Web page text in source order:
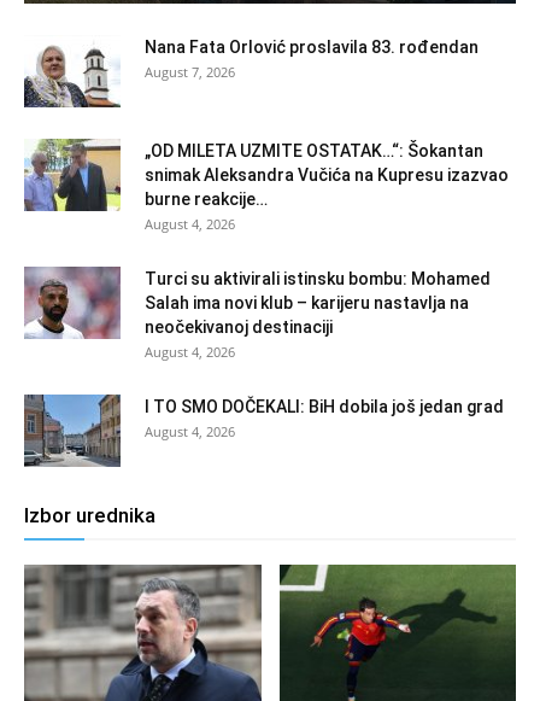
Nana Fata Orlović proslavila 83. rođendan
August 7, 2026
„OD MILETA UZMITE OSTATAK…“: Šokantan
snimak Aleksandra Vučića na Kupresu izazvao
burne reakcije…
August 4, 2026
Turci su aktivirali istinsku bombu: Mohamed
Salah ima novi klub – karijeru nastavlja na
neočekivanoj destinaciji
August 4, 2026
I TO SMO DOČEKALI: BiH dobila još jedan grad
August 4, 2026
Izbor urednika